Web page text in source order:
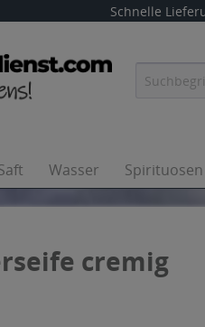
Schnelle
Wasser Spirituosen
cremig